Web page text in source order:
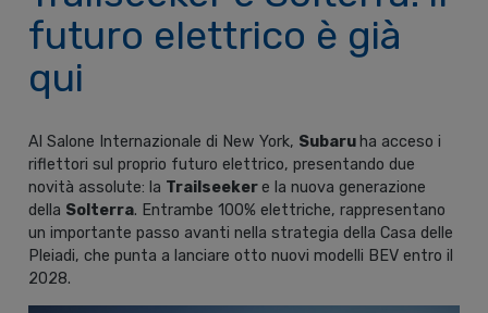
futuro elettrico è già
qui
Al Salone Internazionale di New York, Subaru ha acceso i
riflettori sul proprio futuro elettrico, presentando due
novità assolute: la Trailseekere la nuova generazione
della Solterra. Entrambe 100% elettriche, rappresentano
un importante passo avanti nella strategia della Casa delle
Pleiadi, che punta a lanciare otto nuovi modelli BEV entro il
2028.